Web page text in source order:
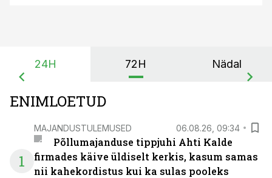
24H 72H Nädal
ENIMLOETUD
1
MAJANDUSTULEMUSED 06.08.26, 09:34
Põllumajanduse tippjuhi Ahti Kalde
firmades käive üldiselt kerkis, kasum samas
nii kahekordistus kui ka sulas pooleks